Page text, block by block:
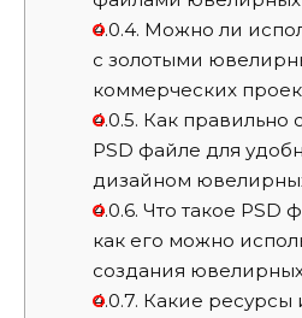
4.0.4. Можно ли
с золотыми
коммерческих
4.0.5. Как правильно
PSD файле для
дизайном
4.0.6. Что такое PSD
как его можно
создания
4.0.7. Какие